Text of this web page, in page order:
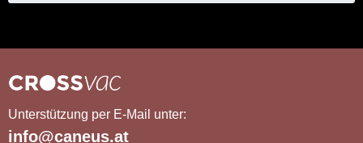
Unterstützung per E-Mail unter:
info@caneus.at